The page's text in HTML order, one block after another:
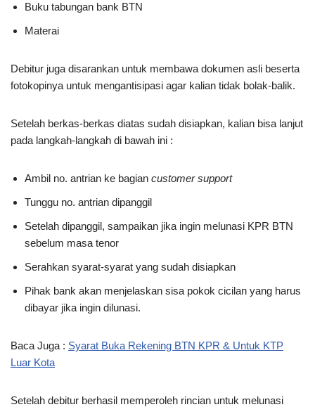
Buku tabungan bank BTN
Materai
Debitur juga disarankan untuk membawa dokumen asli beserta
fotokopinya untuk mengantisipasi agar kalian tidak bolak-balik.
Setelah berkas-berkas diatas sudah disiapkan, kalian bisa lanjut
pada langkah-langkah di bawah ini :
Ambil no. antrian ke bagian customer support
Tunggu no. antrian dipanggil
Setelah dipanggil, sampaikan jika ingin melunasi KPR BTN
sebelum masa tenor
Serahkan syarat-syarat yang sudah disiapkan
Pihak bank akan menjelaskan sisa pokok cicilan yang harus
dibayar jika ingin dilunasi.
Baca Juga : Syarat Buka Rekening BTN KPR & Untuk KTP
Luar Kota
Setelah debitur berhasil memperoleh rincian untuk melunasi